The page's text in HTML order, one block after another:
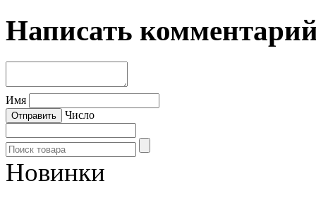
Написать
Имя
Число
Новинки